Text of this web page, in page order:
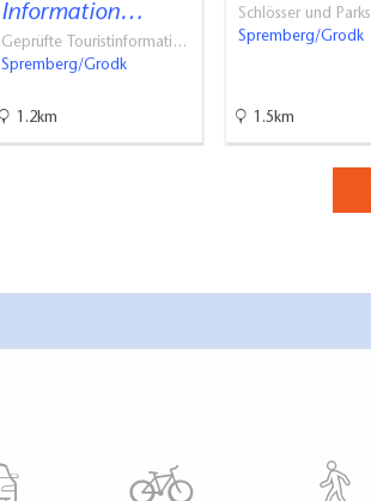
Information…
Geprüfte Touristinformati…
Spremberg/Grodk
1.2km
Schlösser und Parks
Spremberg/Grodk
1.5km